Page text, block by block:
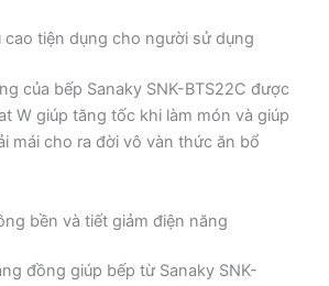
cao tiện dụng cho người sử dụng
của bếp Sanaky SNK-BTS22C được
W giúp tăng tốc khi làm món và giúp
mái cho ra đời vô vàn thức ăn bổ
bền và tiết giảm điện năng
đồng giúp bếp từ Sanaky SNK-